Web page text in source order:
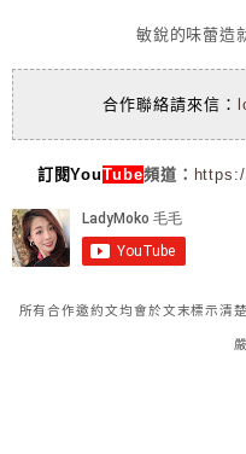
敏銳的味蕾造
合作聯絡請來信：
訂閱YouTube頻道：
所有合作邀約文均會於文末標示清